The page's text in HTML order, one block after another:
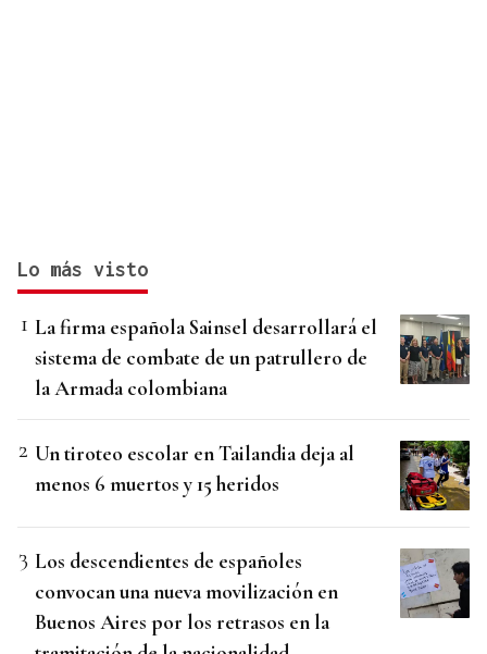
Lo más visto
La firma española Sainsel desarrollará el
sistema de combate de un patrullero de
la Armada colombiana
Un tiroteo escolar en Tailandia deja al
menos 6 muertos y 15 heridos
Los descendientes de españoles
convocan una nueva movilización en
Buenos Aires por los retrasos en la